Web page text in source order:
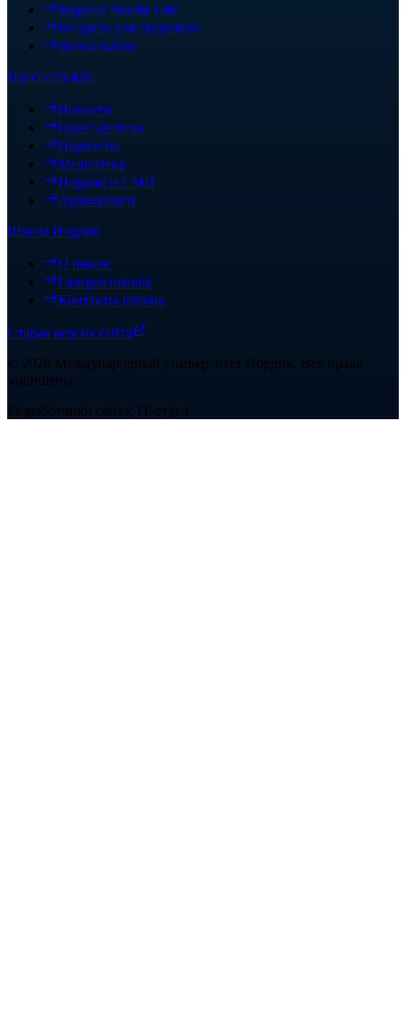
Журнал Nordik Life
Ресурсы для студентов
Фотоальбом
Пресс-служба
Новости
Пресс-релизы
Подкасты
Медиатека
Нордик и СМИ
Аудиокниги
Школа Нордик
О школе
Галерея школы
Контакты школы
Старая версия сайта
© 2026 Международный университет Нордик . Все права
защищены
Разработчики сайта: IT-отдел